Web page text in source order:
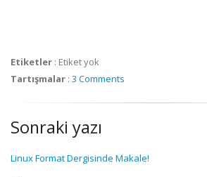
Etiketler : Etiket yok
Tartışmalar : 3 Comments
Sonraki yazı
Linux Format Dergisinde Makale!